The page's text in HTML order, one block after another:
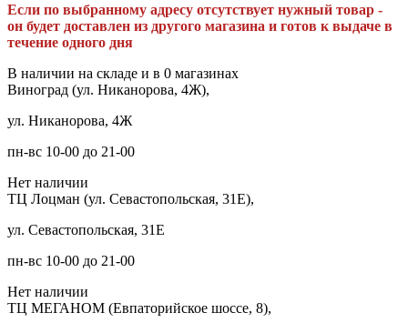
Если по выбранному адресу отсутствует нужный товар -
он будет доставлен из другого магазина и готов к выдаче в
течение одного дня
В наличии на складе и в 0 магазинах
Виноград (ул. Никанорова, 4Ж),
ул. Никанорова, 4Ж
пн-вс 10-00 до 21-00
Нет наличии
ТЦ Лоцман (ул. Севастопольская, 31Е),
ул. Севастопольская, 31Е
пн-вс 10-00 до 21-00
Нет наличии
ТЦ МЕГАНОМ (Евпаторийское шоссе, 8),